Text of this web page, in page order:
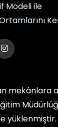
Modeli ile
mekânlara
yüklenmiştir.